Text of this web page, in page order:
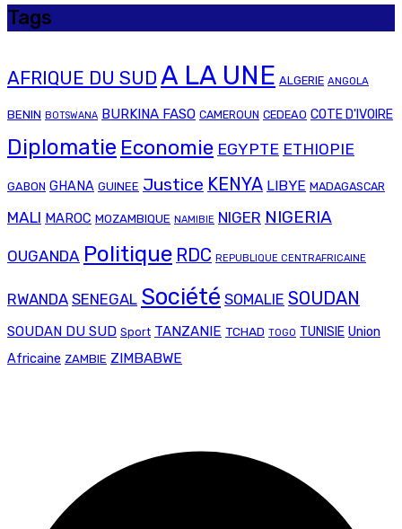
Tags
AFRIQUE DU SUD A LA UNE ALGERIE ANGOLA
BENIN BOTSWANA BURKINA FASO CAMEROUN CEDEAO COTE D'IVOIRE
Diplomatie Economie EGYPTE ETHIOPIE
GABON GHANA GUINEE Justice KENYA LIBYE MADAGASCAR
MALI MAROC MOZAMBIQUE NAMIBIE NIGER NIGERIA
OUGANDA Politique RDC REPUBLIQUE CENTRAFRICAINE
RWANDA SENEGAL Société SOMALIE SOUDAN
SOUDAN DU SUD Sport TANZANIE TCHAD TOGO TUNISIE Union
Africaine ZAMBIE ZIMBABWE